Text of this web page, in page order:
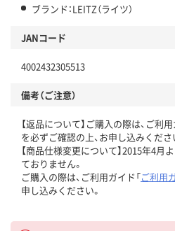
ブランド：LEITZ（ライツ）
JANコード
4002432305513
備考（ご注意）
【返品について】ご購入の際は、ご利
を必ずご確認の上、お申し込みくださ
【商品仕様変更について】2015年4月
ておりません。
ご購入の際は、ご利用ガイド「ご利用
申し込みください。